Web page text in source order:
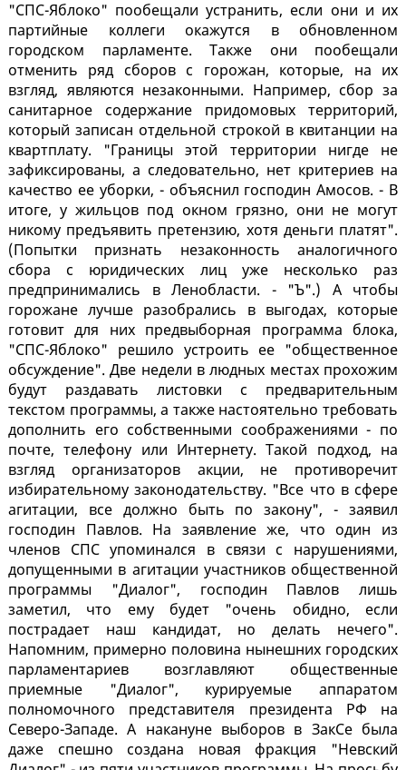
"СПС-Яблоко" пообещали устранить, если они и их
партийные коллеги окажутся в обновленном
городском парламенте. Также они пообещали
отменить ряд сборов с горожан, которые, на их
взгляд, являются незаконными. Например, сбор за
санитарное содержание придомовых территорий,
который записан отдельной строкой в квитанции на
квартплату. "Границы этой территории нигде не
зафиксированы, а следовательно, нет критериев на
качество ее уборки, - объяснил господин Амосов. - В
итоге, у жильцов под окном грязно, они не могут
никому предъявить претензию, хотя деньги платят".
(Попытки признать незаконность аналогичного
сбора с юридических лиц уже несколько раз
предпринимались в Ленобласти. - "Ъ".) А чтобы
горожане лучше разобрались в выгодах, которые
готовит для них предвыборная программа блока,
"СПС-Яблоко" решило устроить ее "общественное
обсуждение". Две недели в людных местах прохожим
будут раздавать листовки с предварительным
текстом программы, а также настоятельно требовать
дополнить его собственными соображениями - по
почте, телефону или Интернету. Такой подход, на
взгляд организаторов акции, не противоречит
избирательному законодательству. "Все что в сфере
агитации, все должно быть по закону", - заявил
господин Павлов. На заявление же, что один из
членов СПС упоминался в связи с нарушениями,
допущенными в агитации участников общественной
программы "Диалог", господин Павлов лишь
заметил, что ему будет "очень обидно, если
пострадает наш кандидат, но делать нечего".
Напомним, примерно половина нынешних городских
парламентариев возглавляют общественные
приемные "Диалог", курируемые аппаратом
полномочного представителя президента РФ на
Северо-Западе. А накануне выборов в ЗакСе была
даже спешно создана новая фракция "Невский